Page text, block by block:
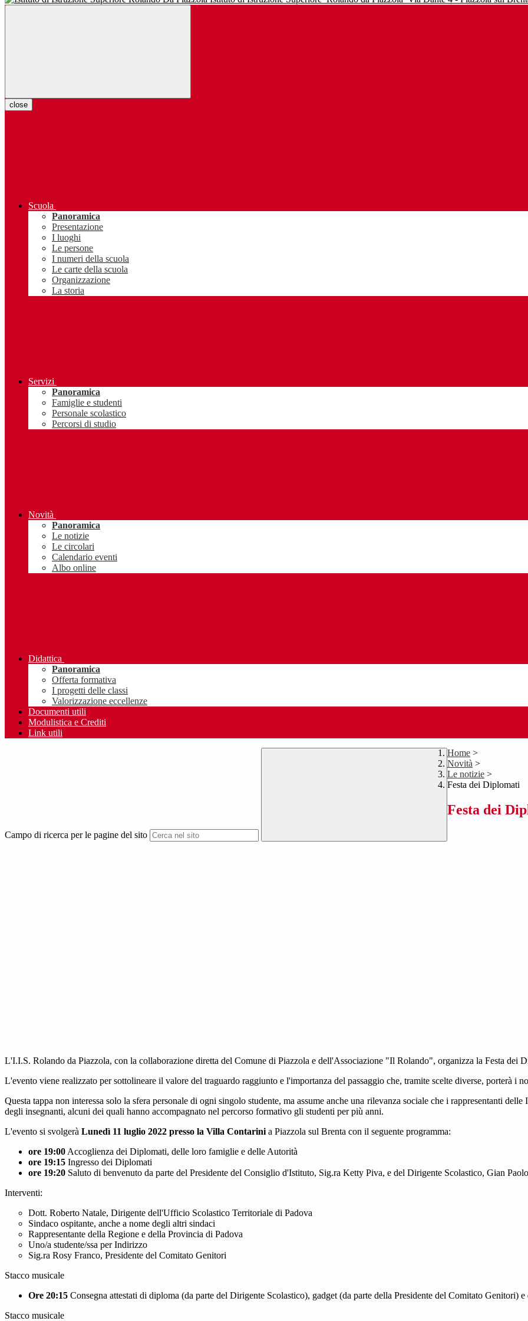
close
Scuola
Panoramica
Presentazione
I luoghi
Le persone
I numeri della scuola
Le carte della scuola
Organizzazione
La storia
Servizi
Panoramica
Famiglie e studenti
Personale scolastico
Percorsi di studio
Novità
Panoramica
Le notizie
Le circolari
Calendario eventi
Albo online
Didattica
Panoramica
Offerta formativa
I progetti delle classi
Valorizzazione eccellenze
Documenti utili
Modulistica e Crediti
Link utili
Campo di ricerca per le pagine del sito
Home >
Novità >
Le notizie >
Festa dei Diplomati
Festa dei
L'I.I.S. Rolando da Piazzola, con la collaborazione diretta del Comune di Piazzola e dell'Associazione "Il Rolando", organizza la Festa dei
L'evento viene realizzato per sottolineare il valore del traguardo raggiunto e l'importanza del passaggio che, tramite scelte diverse, porterà i
Questa tappa non interessa solo la sfera personale di ogni singolo studente, ma assume anche una rilevanza sociale che i rappresentanti
degli insegnanti, alcuni dei quali hanno accompagnato nel percorso formativo gli studenti per più anni.
L'evento si svolgerà Lunedì 11 luglio 2022 presso la Villa Contarini a Piazzola sul Brenta con il seguente programma:
ore 19:00 Accoglienza dei Diplomati, delle loro famiglie e delle Autorità
ore 19:15 Ingresso dei Diplomati
ore 19:20 Saluto di benvenuto da parte del Presidente del Consiglio d'Istituto, Sig.ra Ketty Piva, e del Dirigente Scolastico, Gian
Interventi:
Dott. Roberto Natale, Dirigente dell'Ufficio Scolastico Territoriale di Padova
Sindaco ospitante, anche a nome degli altri sindaci
Rappresentante della Regione e della Provincia di Padova
Uno/a studente/ssa per Indirizzo
Sig.ra Rosy Franco, Presidente del Comitato Genitori
Stacco musicale
Ore 20:15 Consegna attestati di diploma (da parte del Dirigente Scolastico), gadget (da parte della Presidente del Comitato Genitori)
Stacco musicale